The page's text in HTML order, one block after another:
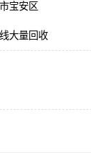
宝安区
大量回收